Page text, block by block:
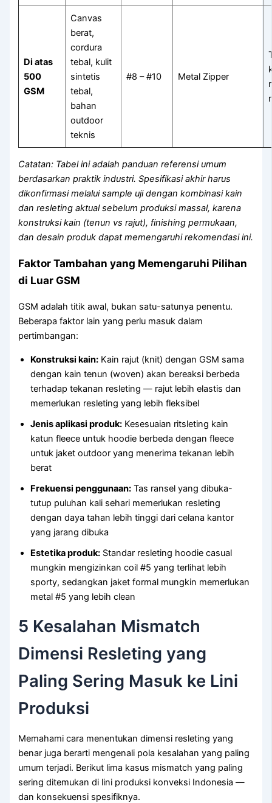
Di atas
500
GSM
Canvas
berat,
cordura
tebal, kulit
sintetis
tebal,
bahan
outdoor
teknis
#8 – #10 Metal Zipper
Catatan: Tabel ini adalah panduan referensi umum
berdasarkan praktik industri. Spesifikasi akhir harus
dikonfirmasi melalui sample uji dengan kombinasi kain
dan resleting aktual sebelum produksi massal, karena
konstruksi kain (tenun vs rajut), finishing permukaan,
dan desain produk dapat memengaruhi rekomendasi ini.
Faktor Tambahan yang Memengaruhi Pilihan
di Luar GSM
GSM adalah titik awal, bukan satu-satunya penentu.
Beberapa faktor lain yang perlu masuk dalam
pertimbangan:
Konstruksi kain: Kain rajut (knit) dengan GSM sama
dengan kain tenun (woven) akan bereaksi berbeda
terhadap tekanan resleting — rajut lebih elastis dan
memerlukan resleting yang lebih fleksibel
Jenis aplikasi produk: Kesesuaian ritsleting kain
katun fleece untuk hoodie berbeda dengan fleece
untuk jaket outdoor yang menerima tekanan lebih
berat
Frekuensi penggunaan: Tas ransel yang dibuka-
tutup puluhan kali sehari memerlukan resleting
dengan daya tahan lebih tinggi dari celana kantor
yang jarang dibuka
Estetika produk: Standar resleting hoodie casual
mungkin mengizinkan coil #5 yang terlihat lebih
sporty, sedangkan jaket formal mungkin memerlukan
metal #5 yang lebih clean
5 Kesalahan Mismatch
Dimensi Resleting yang
Paling Sering Masuk ke Lini
Produksi
Memahami cara menentukan dimensi resleting yang
benar juga berarti mengenali pola kesalahan yang paling
umum terjadi. Berikut lima kasus mismatch yang paling
sering ditemukan di lini produksi konveksi Indonesia —
dan konsekuensi spesifiknya.